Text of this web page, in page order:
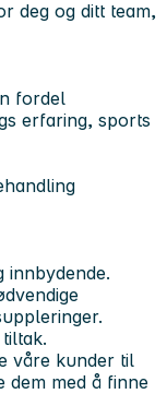
deg og ditt team,
fordel
erfaring, sports
innbydende.
våre kunder til
dem med å finne